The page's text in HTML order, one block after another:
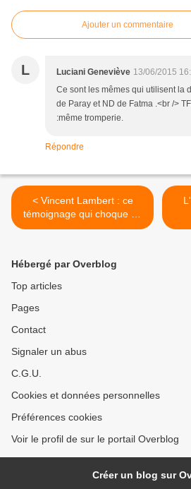
Ajouter un commentaire
L Luciani Geneviève 13/06/2015
Ce sont les mêmes qui utilisent la
de Paray et ND de Fatma .<br />
:même tromperie.
Répondre
< Vincent Lambert : ce
témoignage qui choque La
Croix
Hébergé par Overblog
Top articles
Pages
Contact
Signaler un abus
C.G.U.
Cookies et données personnelles
Préférences cookies
Voir le profil de sur le portail Overblog
Créer un blog sur